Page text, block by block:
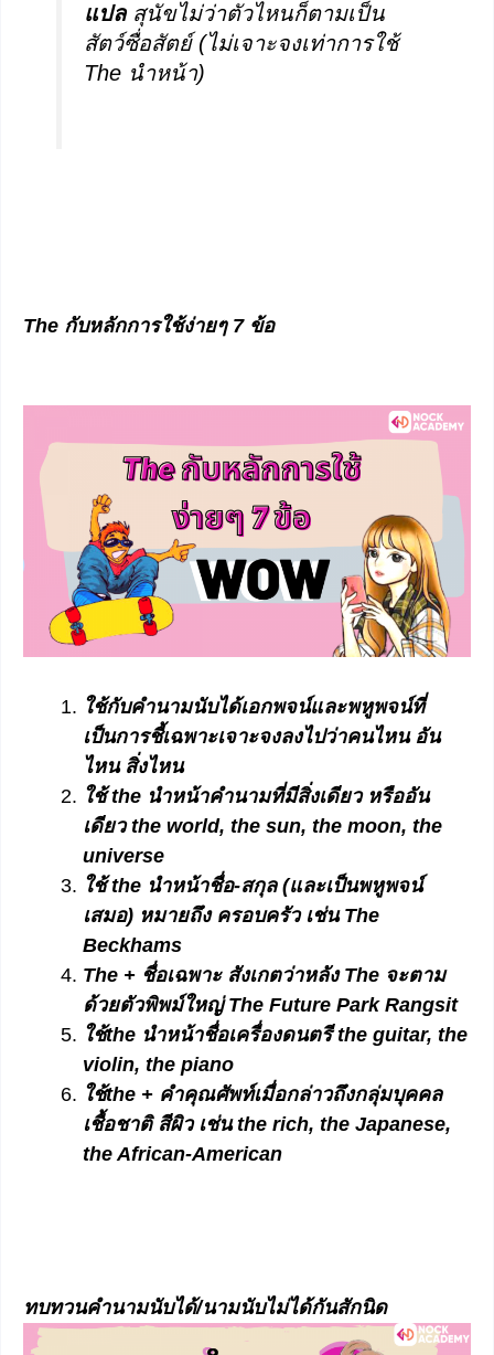
แปลสุนัขไม่ว่าตัวไหนก็ตามเป็น
สัตว์ซื่อสัตย์ (ไม่เจาะจงเท่าการใช้
The นำหน้า)
The กับหลักการใช้ง่ายๆ 7 ข้อ
ใช้กับคำนามนับได้เอกพจน์และพหูพจน์ที่
เป็นการชี้เฉพาะเจาะจงลงไปว่าคนไหน อัน
ไหน สิ่งไหน
ใช้ the นำหน้าคำนามที่มีสิ่งเดียว หรืออัน
เดียว the world, the sun, the moon, the
universe
ใช้ the นำหน้าชื่อ-สกุล (และเป็นพหูพจน์
เสมอ) หมายถึง ครอบครัว เช่น The
Beckhams
The + ชื่อเฉพาะ สังเกตว่าหลัง The จะตาม
ด้วยตัวพิพม์ใหญ่ The Future Park Rangsit
ใช้the นำหน้าชื่อเครื่องดนตรี the guitar, the
violin, the piano
ใช้the + คำคุณศัพท์เมื่อกล่าวถึงกลุ่มบุคคล
เชื้อชาติ สีผิว เช่น the rich, the Japanese,
the African-American
ทบทวนคำนามนับได้/นามนับไม่ได้กันสักนิด